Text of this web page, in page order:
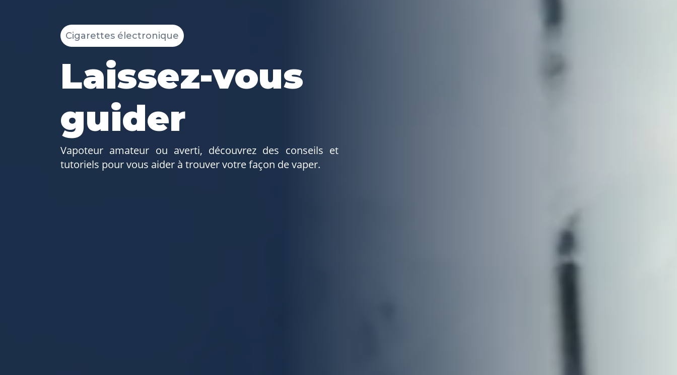
Cigarettes électronique
Laissez-vous
guider
Vapoteur amateur ou averti, découvrez des conseils et
tutoriels pour vous aider à trouver votre façon de vaper.